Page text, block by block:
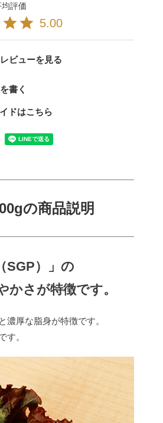
5.00
ビューを見る
書く
ドはこちら
の商品説明
SGP）」の
さが特徴です。
厚な脂身が特徴です。
す。